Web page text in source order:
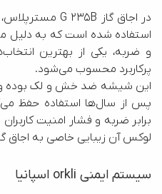
استفاده شده است که به دلیل
این شیشه ضد خش و لک بوده و
برابر ضربه و فشار امنیت
لوکس آن زیبایی خاصی به اجاق گاز
سیستم ایمنی orkli اسپانیا